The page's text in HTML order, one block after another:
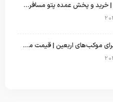
قیمت پتو سبک سنس | خرید و پخش عمده پتو مسافرتی Sense
خرید عمده پتو مینک برای موکب‌های اربعین | قیمت مناسب و ارسال سریع